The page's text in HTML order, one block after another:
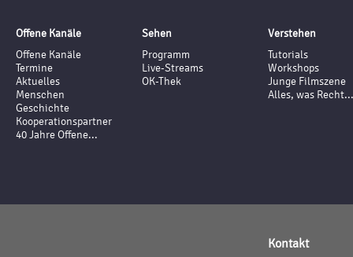
Offene Kanäle
Offene Kanäle
Termine
Aktuelles
Menschen
Geschichte
Kooperationspartner
40 Jahre Offene...
Sehen
Programm
Live-Streams
OK-Thek
Verstehen
Tutorials
Workshops
Junge Filmszene
Alles, was Recht...
Kontakt